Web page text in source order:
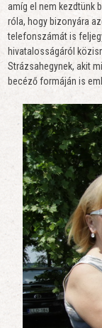
amíg el nem kezdtünk
róla, hogy bizonyára
telefonszámát is
hivatalosságáról
Strázsahegynek, akit
becéző formáján is